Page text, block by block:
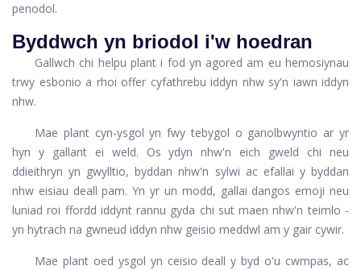
penodol.
Byddwch yn briodol i'w hoedran
Gallwch chi helpu plant i fod yn agored am eu hemosiynau
trwy esbonio a rhoi offer cyfathrebu iddyn nhw sy'n iawn iddyn
nhw.
Mae plant cyn-ysgol yn fwy tebygol o ganolbwyntio ar yr
hyn y gallant ei weld. Os ydyn nhw'n eich gweld chi neu
ddieithryn yn gwylltio, byddan nhw'n sylwi ac efallai y byddan
nhw eisiau deall pam. Yn yr un modd, gallai dangos emoji neu
luniad roi ffordd iddynt rannu gyda chi sut maen nhw'n teimlo -
yn hytrach na gwneud iddyn nhw geisio meddwl am y gair cywir.
Mae plant oed ysgol yn ceisio deall y byd o'u cwmpas, ac